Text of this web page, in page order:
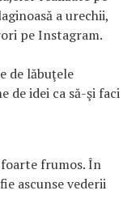
a urechii,
pe Instagram.
de lăbuţele
de idei ca să-şi faci
frumos. În
ascunse vederii